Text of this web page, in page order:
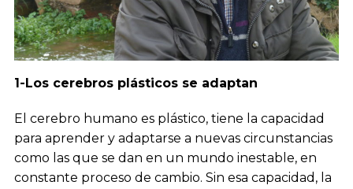
1-Los cerebros plásticos se adaptan
El cerebro humano es plástico, tiene la capacidad
para aprender y adaptarse a nuevas circunstancias
como las que se dan en un mundo inestable, en
constante proceso de cambio. Sin esa capacidad, la